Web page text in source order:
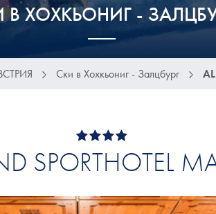
В ХОХКЬОНИГ -
Ски в Хохкьониг - Залцбург
SPORTHOTEL